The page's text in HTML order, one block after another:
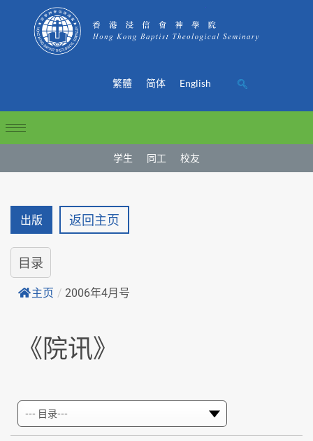
繁體 简体 English
学生 同工 校友
出版 返回主页
目录
主页 / 2006年4月号
《院讯》